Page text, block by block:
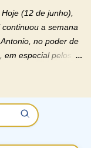
a relação do
diante de
(12 de junho),
a semana
no poder de
especial pelos
vocês. Não perca
Padre Marcelo,
Você que